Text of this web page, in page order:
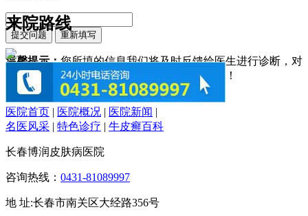
温馨提示：您所填的信息我们将及时反馈给医生进行诊断，对
于您的个人信息我们承诺绝对保密！请您放心！
来院路线
医院首页 | 医院概况 | 医院新闻 |
名医风采 | 特色诊疗 | 牛皮癣百科
长春博润皮肤病医院
咨询热线： 0431-81089997
地 址:长春市南关区大经路356号